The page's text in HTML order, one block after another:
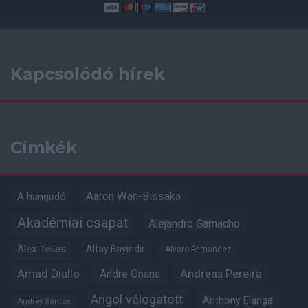
Kapcsolódó hírek
Címkék
A hangadó Aaron Wan-Bissaka
Akadémiai csapat Alejandro Garnacho
Alex Telles Altay Bayindir Alvaro Fernandez
Amad Diallo Andre Onana Andreas Pereira
Andrey Santos Angol válogatott Anthony Elanga